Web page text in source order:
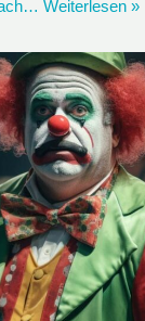
Weiterlesen »